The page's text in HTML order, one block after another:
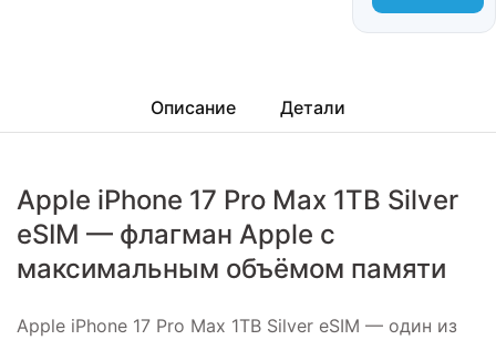
Описание Детали
Apple iPhone 17 Pro Max 1TB Silver
eSIM — флагман Apple с
максимальным объёмом памяти
Apple iPhone 17 Pro Max 1TB Silver eSIM — один из